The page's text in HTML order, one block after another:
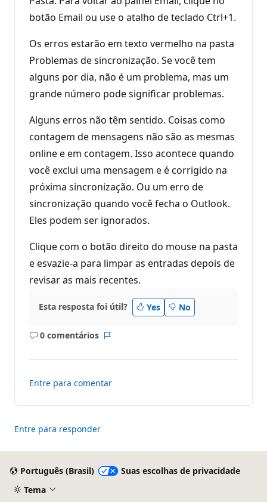
botão Email ou use o atalho de teclado Ctrl+1.
Os erros estarão em texto vermelho na pasta
Problemas de sincronização. Se você tem
alguns por dia, não é um problema, mas um
grande número pode significar problemas.
Alguns erros não têm sentido. Coisas como
contagem de mensagens não são as mesmas
online e em contagem. Isso acontece quando
você exclui uma mensagem e é corrigido na
próxima sincronização. Ou um erro de
sincronização quando você fecha o Outlook.
Eles podem ser ignorados.
Clique com o botão direito do mouse na pasta
e esvazie-a para limpar as entradas depois de
revisar as mais recentes.
Esta resposta foi útil? Yes No
0 comentários
Sem
Entre para comentar
Entre para responder
Português (Brasil)
Suas escolhas de privacidade
Tema